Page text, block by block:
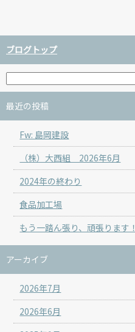
ブログトップ
最近の投稿
Fw: 島岡建設
（株）大西組 2026年6月
2024年の終わり
食品加工場
もう一踏ん張り、頑張ります！
アーカイブ
2026年7月
2026年6月